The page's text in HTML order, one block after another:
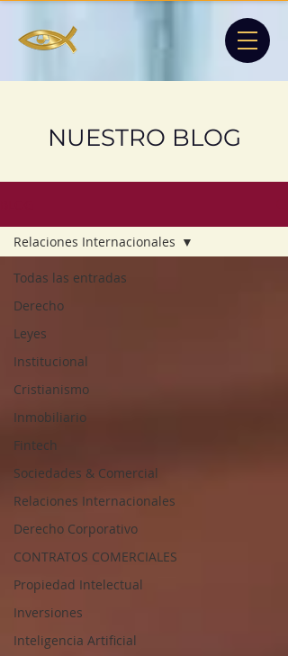
NUESTRO BLOG
Todas las entradas
Derecho
Leyes
Institucional
Cristianismo
Inmobiliario
Fintech
Sociedades & Comercial
Relaciones Internacionales
Derecho Corporativo
CONTRATOS COMERCIALES
Propiedad Intelectual
Inversiones
Inteligencia Artificial
Relaciones Internacionales